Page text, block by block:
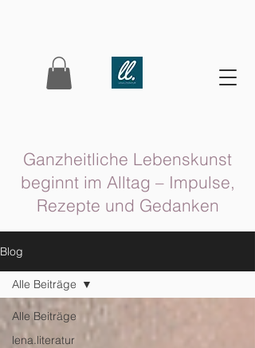
Ganzheitliche Lebenskunst
beginnt im Alltag – Impulse,
Rezepte und Gedanken
Blog
Alle Beiträge
lena.literatur
Alle Beiträge